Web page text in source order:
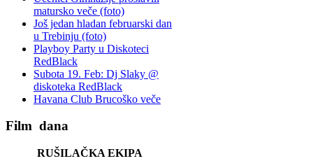
matursko veče (foto)
Još jedan hladan februarski dan
u Trebinju (foto)
Playboy Party u Diskoteci
RedBlack
Subota 19. Feb: Dj Slaky @
diskoteka RedBlack
Havana Club Brucoško veče
Film dana
RUŠILAČKA EKIPA